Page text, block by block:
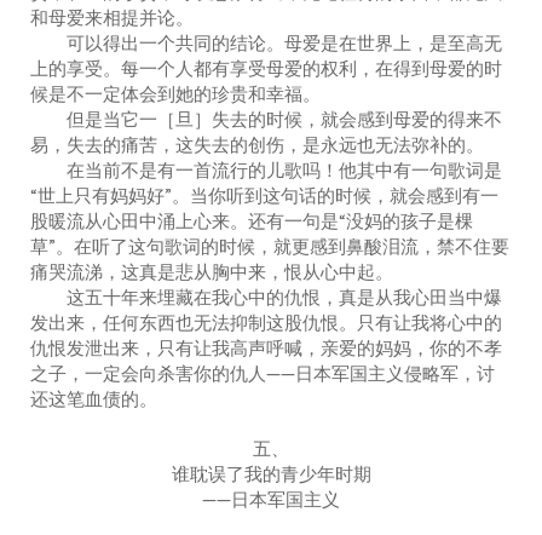
和母爱来相提并论。
可以得出一个共同的结论。母爱是在世界上，是至高无
上的享受。每一个人都有享受母爱的权利，在得到母爱的时
候是不一定体会到她的珍贵和幸福。
但是当它一［旦］失去的时候，就会感到母爱的得来不
易，失去的痛苦，这失去的创伤，是永远也无法弥补的。
在当前不是有一首流行的儿歌吗！他其中有一句歌词是
“世上只有妈妈好”。当你听到这句话的时候，就会感到有一
股暖流从心田中涌上心来。还有一句是“没妈的孩子是棵
草”。在听了这句歌词的时候，就更感到鼻酸泪流，禁不住要
痛哭流涕，这真是悲从胸中来，恨从心中起。
这五十年来埋藏在我心中的仇恨，真是从我心田当中爆
发出来，任何东西也无法抑制这股仇恨。只有让我将心中的
仇恨发泄出来，只有让我高声呼喊，亲爱的妈妈，你的不孝
之子，一定会向杀害你的仇人——日本军国主义侵略军，讨
还这笔血债的。
五、
谁耽误了我的青少年时期
——日本军国主义